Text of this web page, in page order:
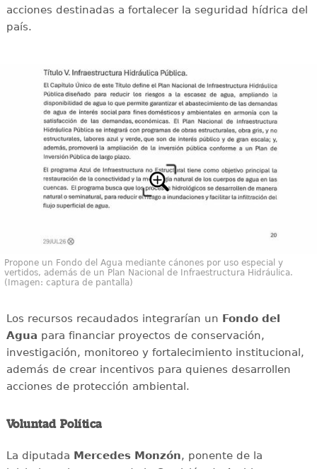
acciones destinadas a fortalecer la seguridad hídrica del
país.
Propone un Fondo del Agua mediante cánones por uso especial y
vertidos, además de un Plan Nacional de Infraestructura Hidráulica.
(Imagen: captura de pantalla)
Los recursos recaudados integrarían un Fondo del
Agua para financiar proyectos de conservación,
investigación, monitoreo y fortalecimiento institucional,
además de crear incentivos para quienes desarrollen
acciones de protección ambiental.
Voluntad Política
La diputada Mercedes Monzón, ponente de la